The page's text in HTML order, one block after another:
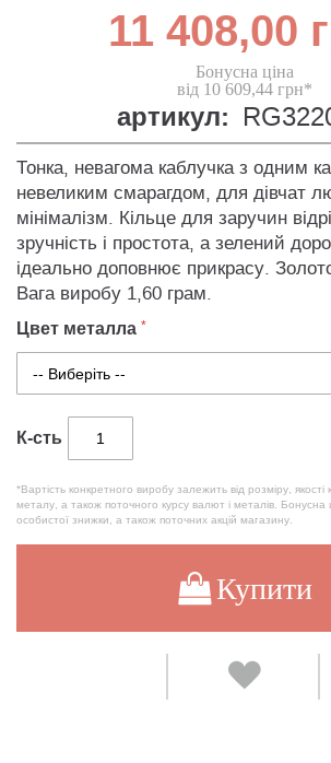
11 408,00
Бонусна ціна
від 10 609,44 грн*
артикул:
Тонка, невагома каблучка з одним
невеликим смарагдом, для дівчат
мінімалізм. Кільце для заручин
зручність і простота, а зелений
ідеально доповнює прикрасу.
Вага виробу 1,60 грам.
Цвет металла
К-сть
*Вартість конкретного виробу залежить від розміру, якості
металу, а також поточного курсу валют і металів. Бонусна
особистої знижки, а також поточних акцій магазину.
Купити